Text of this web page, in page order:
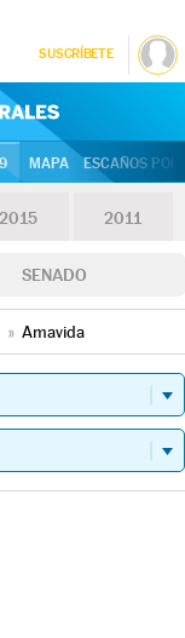
SUSCRÍBETE
MAPA ESCAÑOS
2015 2011
SENADO
» Amavida